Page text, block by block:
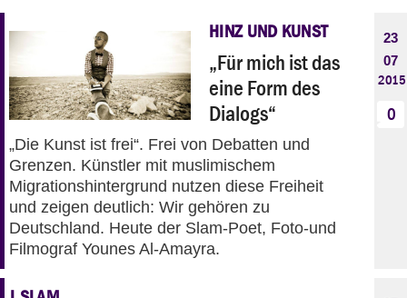
DEBATTE
PANORAMA
HINZ UND KUNST
„Für mich ist das
eine Form des
Dialogs“
„Die Kunst ist frei“. Frei von Debatten und
Grenzen. Künstler mit muslimischem
Migrationshintergrund nutzen diese Freiheit
und zeigen deutlich: Wir gehören zu
Deutschland. Heute der Slam-Poet, Foto-und
Filmograf Younes Al-Amayra.
23
07
2015
0